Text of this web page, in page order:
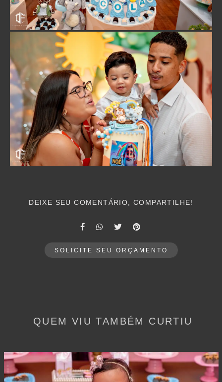
DEIXE SEU COMENTÁRIO, COMPARTILHE!
SOLICITE SEU ORÇAMENTO
QUEM VIU TAMBÉM CURTIU